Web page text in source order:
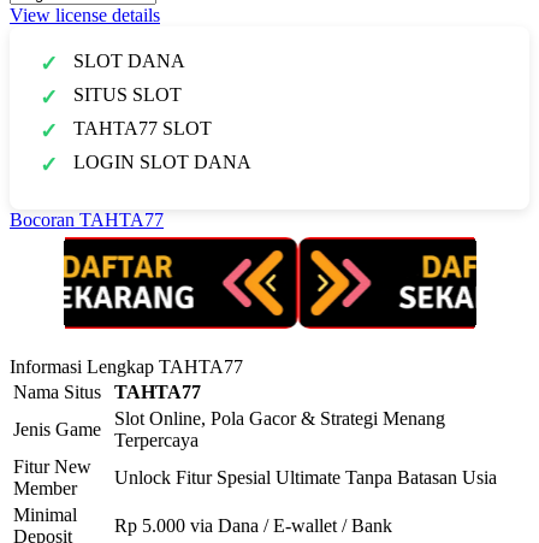
View license details
SLOT DANA
SITUS SLOT
TAHTA77 SLOT
LOGIN SLOT DANA
Bocoran TAHTA77
Informasi Lengkap TAHTA77
Nama Situs
TAHTA77
Jenis Game
Slot Online, Pola Gacor & Strategi Menang
Terpercaya
Fitur New
Member
Unlock Fitur Spesial Ultimate Tanpa Batasan Usia
Minimal
Deposit
Rp 5.000 via Dana / E-wallet / Bank